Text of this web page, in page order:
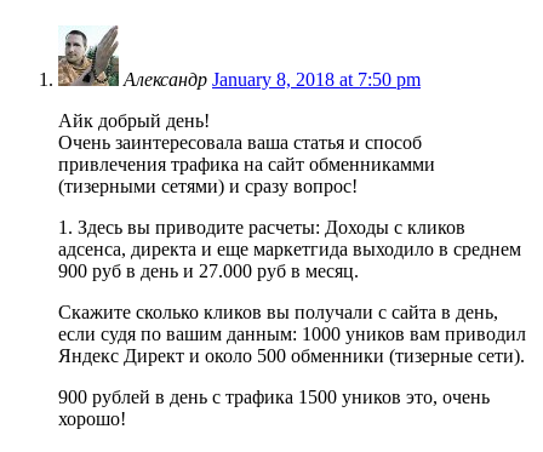
Александр January 8, 2018 at 7:50 pm
Айк добрый день!
Очень заинтересовала ваша статья и способ
привлечения трафика на сайт обменникамми
(тизерными сетями) и сразу вопрос!
1. Здесь вы приводите расчеты: Доходы с кликов
адсенса, директа и еще маркетгида выходило в среднем
900 руб в день и 27.000 руб в месяц.
Скажите сколько кликов вы получали с сайта в день,
если судя по вашим данным: 1000 уников вам приводил
Яндекс Директ и около 500 обменники (тизерные сети).
900 рублей в день с трафика 1500 уников это, очень
хорошо!